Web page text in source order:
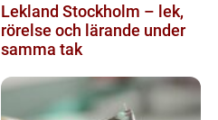
Lekland Stockholm – lek,
rörelse och lärande under
samma tak